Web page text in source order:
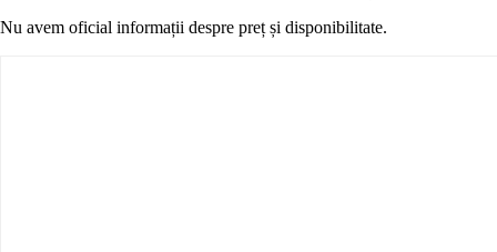
Nu avem oficial informații despre preț și disponibilitate.